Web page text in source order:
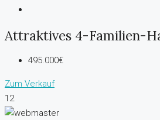
Attraktives 4-Familien-
495.000€
Zum Verkauf
12